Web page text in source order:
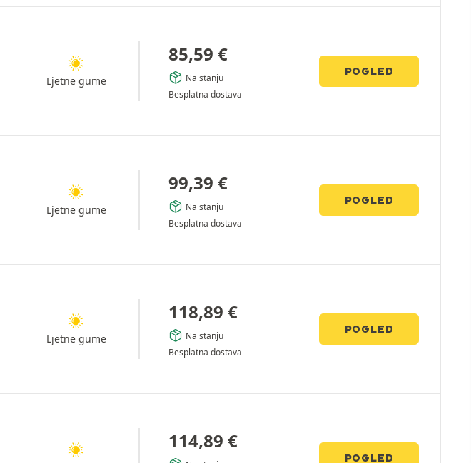
Ljetne gume
85,59 €
Na stanju
Besplatna dostava
POGLED
Ljetne gume
99,39 €
Na stanju
Besplatna dostava
POGLED
Ljetne gume
118,89 €
Na stanju
Besplatna dostava
POGLED
114,89 €
POGLED